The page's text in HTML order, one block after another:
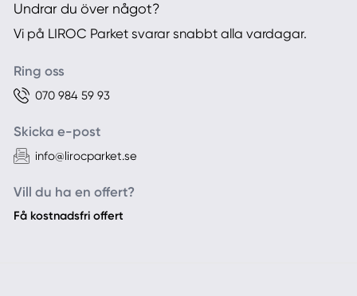
Undrar du över något?
Vi på LIROC Parket svarar snabbt alla vardagar.
Ring oss
070 984 59 93
Skicka e-post
info@lirocparket.se
Vill du ha en offert?
Få kostnadsfri offert